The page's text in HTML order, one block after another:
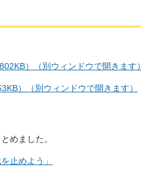
）（別ウィンドウで開きます）
）（別ウィンドウで開きます）
めました。
止めよう」